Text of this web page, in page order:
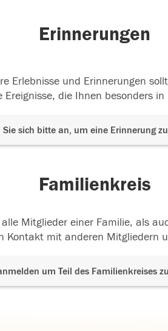
Erinnerungen
Erlebnisse und Erinnerungen
Ereignisse, die Ihnen besonders
Sie sich bitte an, um eine Erinnerung
Familienkreis
Mitglieder einer Familie, als
Kontakt mit anderen Mitgliedern
um Teil des Familienkreises